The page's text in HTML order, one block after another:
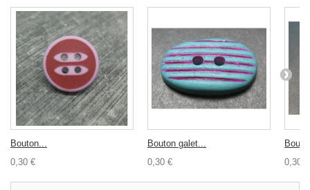
Bouton...
0,30 €
Bouton galet...
0,30 €
0,30 €